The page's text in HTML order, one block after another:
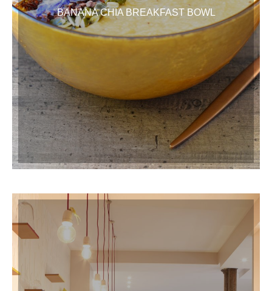
BANANA CHIA BREAKFAST BOWL